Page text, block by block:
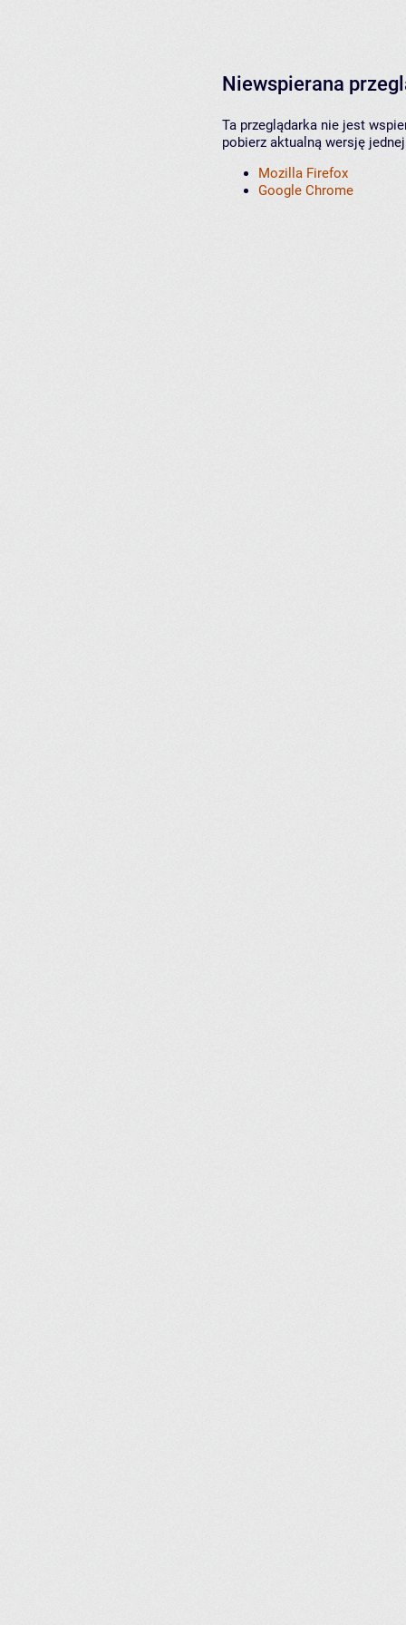
Niewspierana
Ta przeglądarka nie jest
pobierz aktualną wersję
Mozilla Firefox
Google Chrome